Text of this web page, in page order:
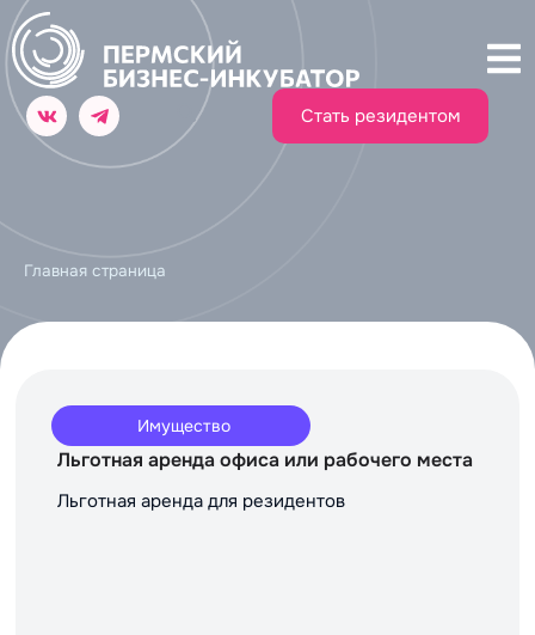
Стать резидентом
Главная страница
Имущество
Льготная аренда офиса или рабочего места
Льготная аренда для резидентов